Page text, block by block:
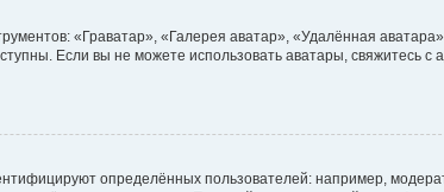
«Граватар», «Галерея аватар», «Удалённая
Если вы не можете использовать аватары, свяжитесь с
определённых пользователей: например,